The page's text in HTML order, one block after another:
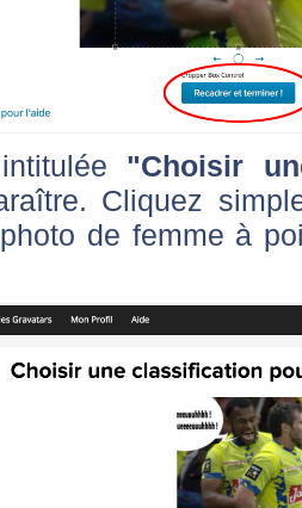
"Choisir
Cliquez
de femme à